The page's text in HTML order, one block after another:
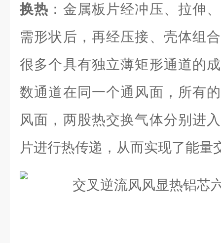
换热 ：金属板片经冲压、拉伸
需形状后，再经压接、壳体组
很多个具有独立薄矩形通道的
数通道在同一个通风面，所有
风面，两股热交换气体分别进
片进行热传递，从而实现了能量